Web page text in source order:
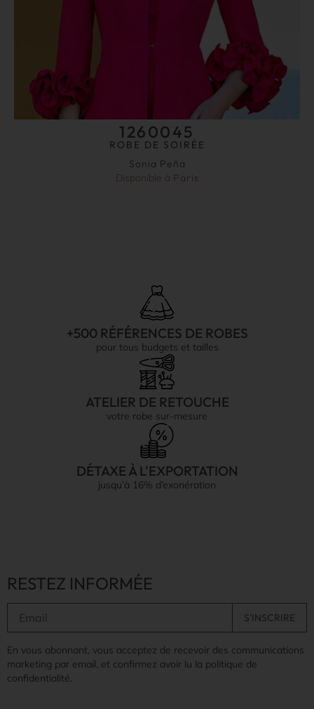
1260045
ROBE DE SOIRÉE
Sonia Peña
Disponible à Paris
+500 RÉFÉRENCES DE ROBES
pour tous budgets et tailles
ATELIER DE RETOUCHE
votre robe sur-mesure
DÉTAXE À L'EXPORTATION
jusqu’à 16% d’exonération
RESTEZ INFORMÉE
En vous abonnant, vous acceptez de recevoir des communications
marketing par email, et confirmez avoir lu la politique de
confidentialité.